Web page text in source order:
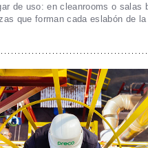
de uso: en cleanrooms o salas
que forman cada eslabón de